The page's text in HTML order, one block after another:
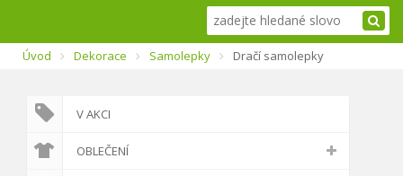
Kde najít draky
O webu
Úvod Dekorace Samolepky Dračí samolepky
V AKCI
OBLEČENÍ